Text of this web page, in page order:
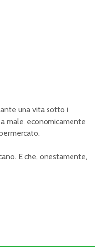
una vita sotto i
male, economicamente
E che, onestamente,